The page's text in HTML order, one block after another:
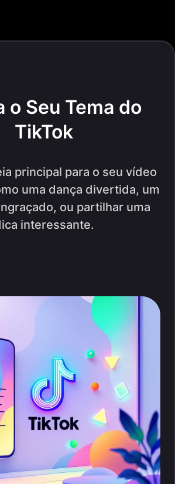
o Seu Tema do
TikTok
principal para o seu vídeo
uma dança divertida, um
ou partilhar uma
interessante.